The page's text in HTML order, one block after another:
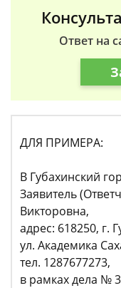
Ответ на
ДЛЯ ПРИМЕРА:
В Губахинский
Заявитель
Викторовна,
адрес: 618250, г.
ул. Академика
тел. 1287677273,
в рамках дела №